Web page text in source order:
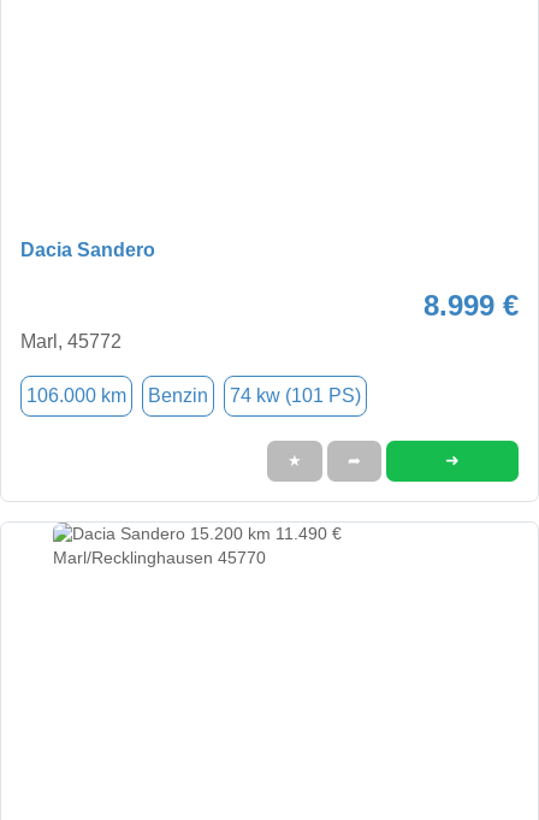
Dacia Sandero
8.999 €
Marl, 45772
106.000 km Benzin 74 kw (101 PS)
★ ➦ ➜